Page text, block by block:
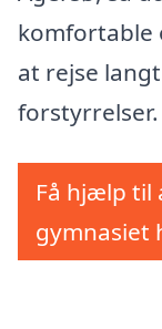
komfortable
at rejse
forstyrrelser.
Få hjælp til
gymnasiet